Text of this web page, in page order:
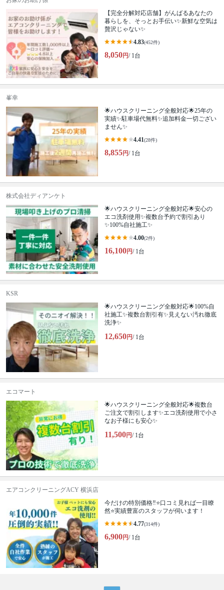
【完全分解対応店舗】がんばるあなたの
暮らしを、そっとお手伝い✨新鮮な空気は
贅沢じゃない✨
4.83(452件)
8,050円/ 1台
峯幸
🌟ハウスクリーニング全般対応🌟25年の
実績✨駐車場代無料✨追加料金一切ござい
ません✨
4.41(28件)
8,855円/ 1台
株式会社ディアンケト
🌟ハウスクリーニング全般対応🌟安心の
エコ洗剤使用✨複数台予約で割引あり
✨100%自社施工✨
4.00(2件)
16,100円/ 1台
KSR
🌟ハウスクリーニング全般対応🌟100%自
社施工✨複数台割引有✨見えない汚れ徹底
洗浄✨
12,650円/ 1台
エコマート
🌟ハウスクリーニング全般対応🌟複数台
ご注文で割引します✨エコ洗剤使用で小さ
なお子様にも安心✨
11,500円/ 1台
エアコンクリーニングACY 横浜店
今だけの特別価格‼️⭐口コミ見れば一目瞭
然⭐実績豊富のスタッフが伺います！
4.77(314件)
6,900円/ 1台